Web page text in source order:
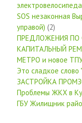
SOS незаконная
управой) (2)
ПРЕДЛОЖЕНИЯ ПО
КАПИТАЛЬНЫЙ
МЕТРО и новое
Это сладкое слово
ЗАСТРОЙКА
Проблемы ЖКХ в
ГБУ Жилищник